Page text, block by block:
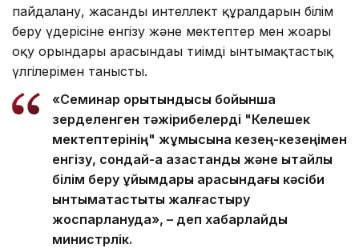
пайдалану, жасанды интеллект құралдарын білім
беру үдерісіне енгізу және мектептер мен жоғары
оқу орындары арасындағы тиімді ынтымақтастық
үлгілерімен танысты.
«Семинар қорытындысы бойынша
зерделенген тәжірибелерді "Келешек
мектептерінің" жұмысына кезең-кезеңімен
енгізу, сондай-ақ қазақстандық және қытайлық
білім беру ұйымдары арасындағы кәсіби
ынтымақтастықты жалғастыру
жоспарлануда», – деп хабарлайды
министрлік.